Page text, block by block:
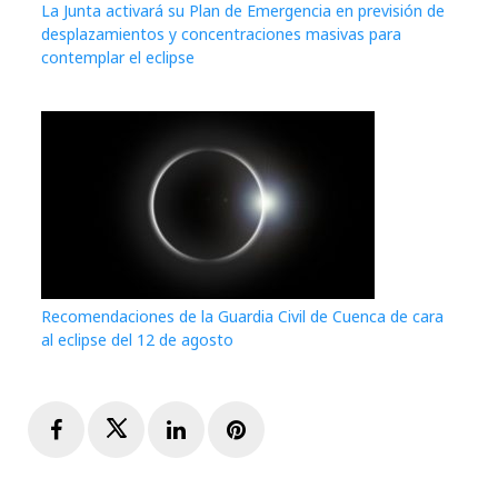
La Junta activará su Plan de Emergencia en previsión de
desplazamientos y concentraciones masivas para
contemplar el eclipse
Recomendaciones de la Guardia Civil de Cuenca de cara
al eclipse del 12 de agosto
FacebookTwitterLinkedInPinterest